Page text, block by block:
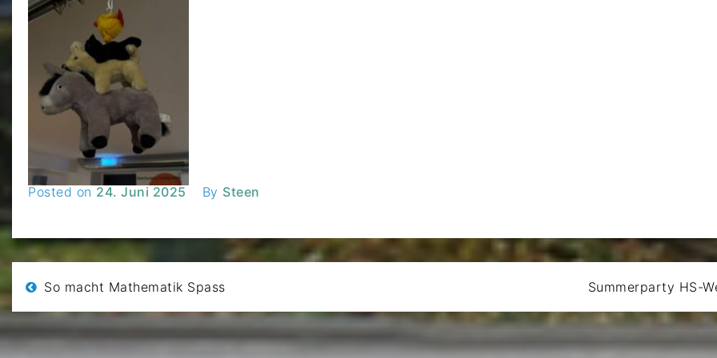
Posted on 24. Juni 2025 By Steen
Beitragsnavigation
So macht Mathematik Spass Summerparty HS-